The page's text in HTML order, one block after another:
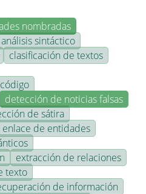
nombradas
análisis sintáctico
clasificación de textos
detección de noticias falsas
de sátira
enlace de entidades
extracción de relaciones
texto
de información